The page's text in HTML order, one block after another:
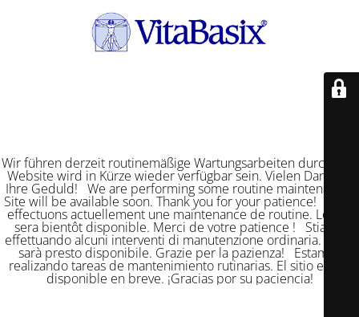
Wir führen derzeit routinemäßige Wartungsarbeiten durch. Die
Website wird in Kürze wieder verfügbar sein. Vielen Dank für
Ihre Geduld! We are performing some routine maintenance.
Site will be available soon. Thank you for your patience! Nous
effectuons actuellement une maintenance de routine. Le site
sera bientôt disponible. Merci de votre patience ! Stiamo
effettuando alcuni interventi di manutenzione ordinaria. Il sito
sarà presto disponibile. Grazie per la pazienza! Estamos
realizando tareas de mantenimiento rutinarias. El sitio estará
disponible en breve. ¡Gracias por su paciencia!